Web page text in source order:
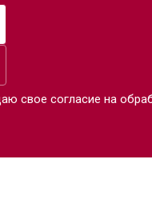
свое согласие на